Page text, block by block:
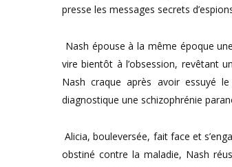
presse les messages secrets
Nash épouse à la même époque
vire bientôt à l’obsession, revêtant
Nash craque après avoir essuyé
diagnostique une schizophrénie
Alicia, bouleversée, fait face et
obstiné contre la maladie, Nash